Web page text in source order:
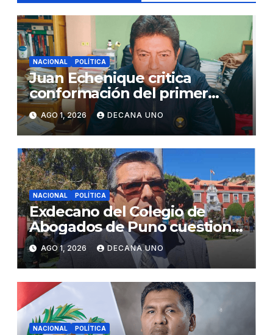
NACIONAL POLÍTICA
Juan Echenique critica
conformación del primer
gabinete ministerial de Keiko
Fujimori
AGO 1, 2026 DECANA UNO
NACIONAL POLÍTICA
Exdecano del Colegio de
Abogados de Puno cuestiona
propuestas sobre seguridad
ciudadana
AGO 1, 2026 DECANA UNO
NACIONAL POLÍTICA